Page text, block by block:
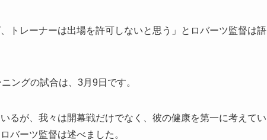
トレーナーは出場を許可しないと思う」とロバーツ監督は語
ングの試合は、3月9日です。
るが、我々は開幕戦だけでなく、彼の健康を第一に考えてい
バーツ監督は述べました。